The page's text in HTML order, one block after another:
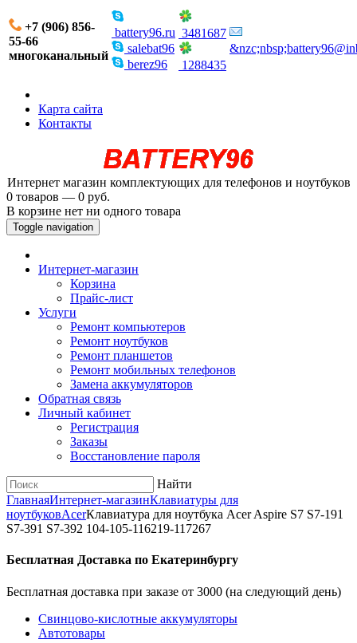
+7 (906) 856-
55-66
многоканальный
battery96.ru
salebat96
berez96
3481687
1288435
Карта сайта
Контакты
Интернет магазин комплектующих для телефонов и ноутбуков
0 товаров — 0 руб.
В корзине нет ни одного товара
Toggle navigation
Интернет-магазин
Корзина
Прайс-лист
Услуги
Ремонт компьютеров
Ремонт ноутбуков
Ремонт планшетов
Ремонт мобильных телефонов
Замена аккумуляторов
Обратная связь
Личный кабинет
Регистрация
Заказы
Восстановление пароля
Найти
ГлавнаяИнтернет-магазинКлавиатуры для
ноутбуковAcerКлавиатура для ноутбука Acer Aspire S7 S7-191
S7-391 S7-392 104-105-116219-117267
Бесплатная Доставка по Екатеринбургу
Бесплатная доставка при заказе от 3000 (на следующий день)
Cвинцово-кислотные аккумуляторы
Автотовары